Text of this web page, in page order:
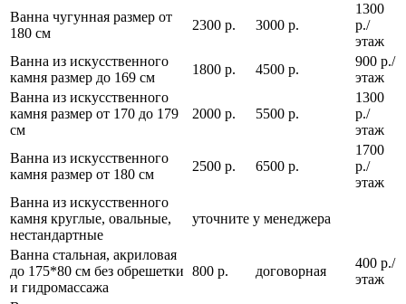
Ванна чугунная размер от
180 см
2300 р. 3000 р.
1300
р./
этаж
Ванна из искусственного
камня размер до 169 см
1800 р. 4500 р.
900 р./
этаж
Ванна из искусственного
камня размер от 170 до 179
см
2000 р. 5500 р.
1300
р./
этаж
Ванна из искусственного
камня размер от 180 см
2500 р. 6500 р.
1700
р./
этаж
Ванна из искусственного
камня круглые, овальные,
нестандартные
уточните у менеджера
Ванна стальная, акриловая
до 175*80 см без обрешетки
и гидромассажа
800 р. договорная
400 р./
этаж